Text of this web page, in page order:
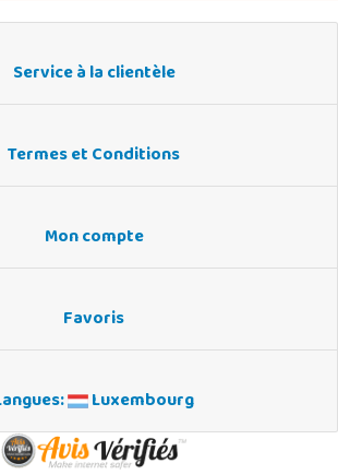
Service à la clientèle
Termes et Conditions
Mon compte
Favoris
Luxembourg